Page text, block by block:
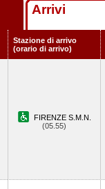
Arrivi
Stazione di arrivo
(orario di arrivo)
FIRENZE S.M.N.
(05.55)